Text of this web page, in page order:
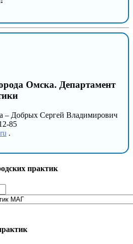
Омска. Департамент
– Добрых Сергей Владимирович
85
.
практик